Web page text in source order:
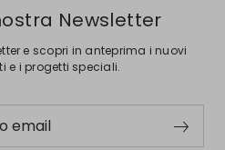
Newsletter
e scopri in anteprima i nuovi
e i progetti speciali.
email